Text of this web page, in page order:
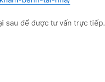
sau để được tư vấn trực tiếp.